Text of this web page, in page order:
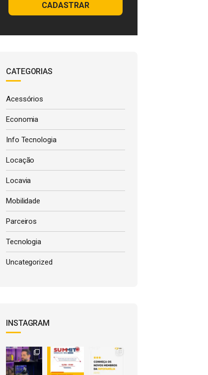
CADASTRAR
CATEGORIAS
Acessórios
Economia
Info Tecnologia
Locação
Locavia
Mobilidade
Parceiros
Tecnologia
Uncategorized
INSTAGRAM